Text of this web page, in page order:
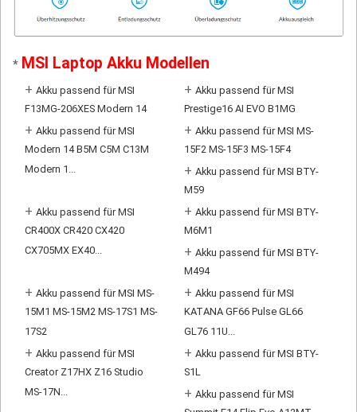
* MSI Laptop Akku Modellen
+ Akku passend für MSI
F13MG-206XES Modern 14
+ Akku passend für MSI
Prestige16 AI EVO B1MG
+ Akku passend für MSI
Modern 14 B5M C5M C13M
Modern 1...
+ Akku passend für MSI MS-
15F2 MS-15F3 MS-15F4
+ Akku passend für MSI BTY-
M59
+ Akku passend für MSI
CR400X CR420 CX420
CX705MX EX40...
+ Akku passend für MSI BTY-
M6M1
+ Akku passend für MSI BTY-
M494
+ Akku passend für MSI MS-
15M1 MS-15M2 MS-17S1 MS-
17S2
+ Akku passend für MSI
KATANA GF66 Pulse GL66
GL76 11U...
+ Akku passend für MSI
Creator Z17HX Z16 Studio
MS-17N...
+ Akku passend für MSI BTY-
S1L
+ Akku passend für MSI